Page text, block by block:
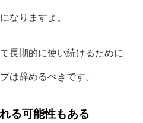
になりますよ。
長期的に使い続けるために
は辞めるべきです。
る可能性もある